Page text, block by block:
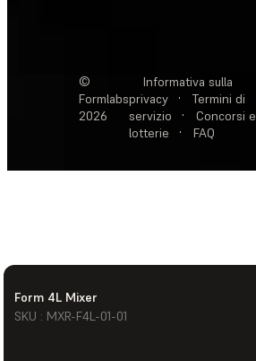
Form 4L Mixer
SKU : MXR-F4L-01-01
©
Formlabs
2026
Informativa sulla
privacy
·
Termini di
servizio
·
Concorsi e
lotterie
· FAQ